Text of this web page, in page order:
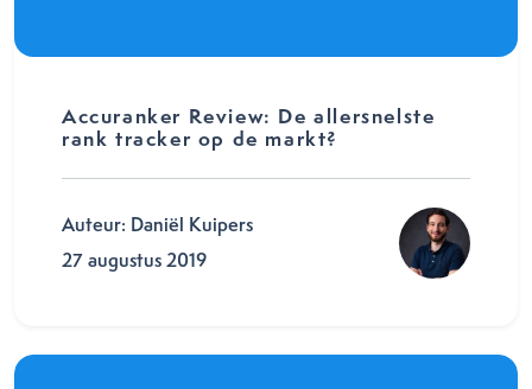
Accuranker Review: De allersnelste
rank tracker op de markt?
Auteur: Daniël Kuipers
27 augustus 2019